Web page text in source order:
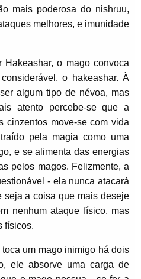
mais poderosa do nishruu,
melhores, e imunidade
o mago convoca
o hakeashar. À
algum tipo de névoa, mas
atento percebe-se que a
cinzentos move-se com vida
pela magia como uma
e se alimenta das energias
pelos magos. Felizmente, a
- ela nunca atacará
seja a coisa que mais deseje
nenhum ataque físico, mas
físicos.
um mago inimigo há dois
ele absorve uma carga de